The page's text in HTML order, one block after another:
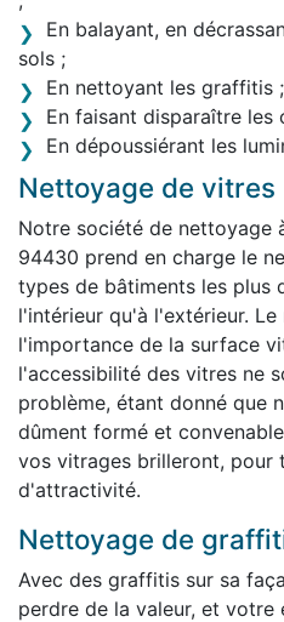
En balayant, en
sols ;
En nettoyant les graffitis ;
En faisant disparaître les
En dépoussiérant les
Nettoyage de vitres
Notre société de nettoyage
94430 prend en charge le
types de bâtiments les plus
l'intérieur qu'à l'extérieur.
l'importance de la surface
l'accessibilité des vitres ne
problème, étant donné que
dûment formé et
vos vitrages brilleront, pour
d'attractivité.
Nettoyage de
Avec des graffitis sur sa
perdre de la valeur, et votre